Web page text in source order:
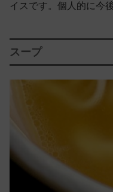
イスです。個人的に今
スープ